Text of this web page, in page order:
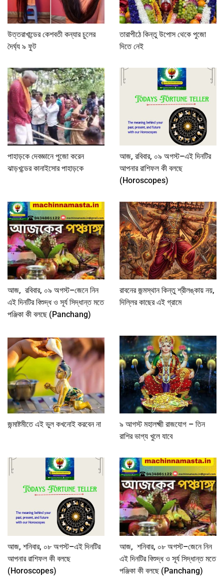
উত্তরাখান্ডের কেশবতী কন্যার চুলের
দৈর্ঘ্য ৯ ফুট
তারাপীঠে কিন্তু উপোস থেকে পুজো
দিতে নেই
পাহাড়কে দেবজ্ঞানে পুজো করেন
ঝাড়খন্ডের কানাইসোর পাহাড়কে
আজ, রবিবার, ০৯ অগস্ট–এই দিনটির
আপনার রাশিফল কী বলছে
(Horoscopes)
আজ, রবিবার, ০৯ অগস্ট–জেনে নিন
এই দিনটির বিশুদ্ধ ও সূর্য সিদ্ধান্ত মতে
পঞ্জিকা কী বলছে (Panchang)
রাবনের জন্মস্থান কিন্তু শ্রীলঙ্কায় নয়,
দিল্লির কাছের এই গ্রামে
জন্মাষ্টমীতে এই ভুল কখনোই করবেন না
৯ আগস্ট মহালক্ষ্মী রাজযোগ – তিন
রাশির ভাগ্য খুলে যাবে
আজ, শনিবার, ০৮ অগস্ট–এই দিনটির
আপনার রাশিফল কী বলছে
(Horoscopes)
আজ, শনিবার, ০৮ অগস্ট–জেনে নিন
এই দিনটির বিশুদ্ধ ও সূর্য সিদ্ধান্ত মতে
পঞ্জিকা কী বলছে (Panchang)